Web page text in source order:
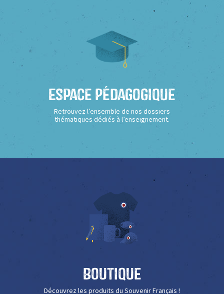
Espace Pédagogique
Retrouvez l’ensemble de nos dossiers
thématiques dédiés à l’enseignement.
Boutique
Découvrez les produits du Souvenir Français !